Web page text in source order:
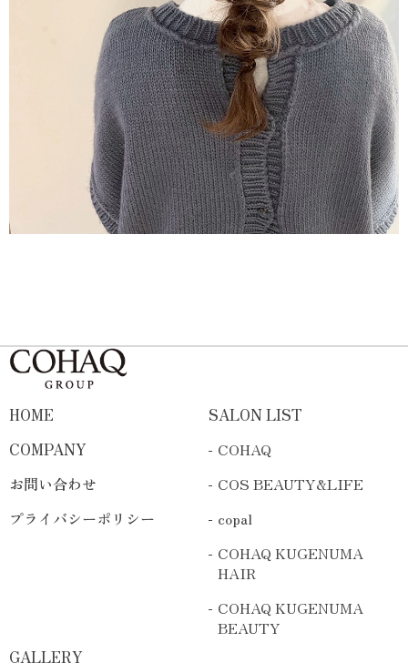
HOME
COMPANY
お問い合わせ
プライバシーポリシー
SALON LIST
COHAQ
COS BEAUTY&LIFE
copal
COHAQ KUGENUMA
HAIR
COHAQ KUGENUMA
BEAUTY
GALLERY